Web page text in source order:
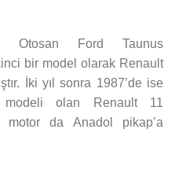
Otosan Ford Taunus
bir model olarak Renault
İki yıl sonra 1987’de ise
modeli olan Renault 11
motor da Anadol pikap’a